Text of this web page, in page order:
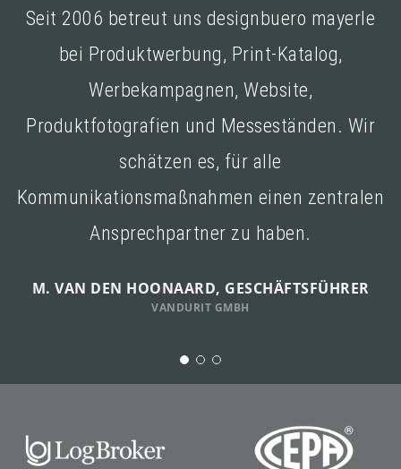
Seit 2006 betreut uns designbuero mayerle
bei Produktwerbung, Print-Katalog,
Werbekampagnen, Website,
Produktfotografien und Messeständen. Wir
schätzen es, für alle
Kommunikationsmaßnahmen einen zentralen
Ansprechpartner zu haben.
M. VAN DEN HOONAARD, GESCHÄFTSFÜHRER
VANDURIT GMBH